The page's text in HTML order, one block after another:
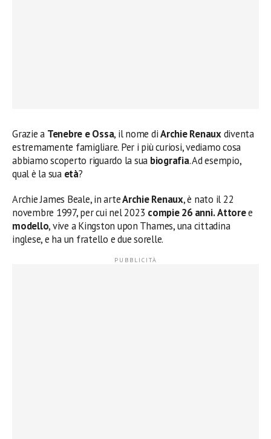
Grazie a Tenebre e Ossa, il nome diArchie Renauxdiventa
estremamente famigliare. Per i più curiosi, vediamo cosa
abbiamo scoperto riguardo la sua biografia. Ad esempio,
qual è la sua età?
Archie James Beale, in arteArchie Renaux, è nato il 22
novembre 1997, per cui nel 2023 compie 26 anni.Attoree
modello, vive a Kingston upon Thames, una cittadina
inglese, e ha un fratello e due sorelle.